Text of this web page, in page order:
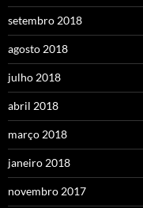
setembro 2018
agosto 2018
julho 2018
abril 2018
março 2018
janeiro 2018
novembro 2017